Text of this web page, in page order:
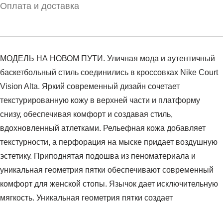
Оплата и доставка
МОДЕЛЬ НА НОВОМ ПУТИ. Уличная мода и аутентичный
баскетбольный стиль соединились в кроссовках Nike Court
Vision Alta. Яркий современный дизайн сочетает
текстурированную кожу в верхней части и платформу
снизу, обеспечивая комфорт и создавая стиль,
вдохновленный атлетками. Рельефная кожа добавляет
текстурности, а перфорация на мыске придает воздушную
эстетику. Приподнятая подошва из пеноматериала и
уникальная геометрия пятки обеспечивают современный
комфорт для женской стопы. Язычок дает исключительную
мягкость. Уникальная геометрия пятки создает